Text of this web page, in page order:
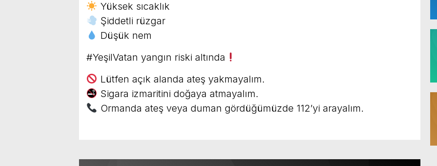
Yüksek sıcaklık
Şiddetli rüzgar
Düşük nem
#YeşilVatan yangın riski altında
Lütfen açık alanda ateş yakmayalım.
Sigara izmaritini doğaya atmayalım.
Ormanda ateş veya duman gördüğümüzde 112’yi arayalım.